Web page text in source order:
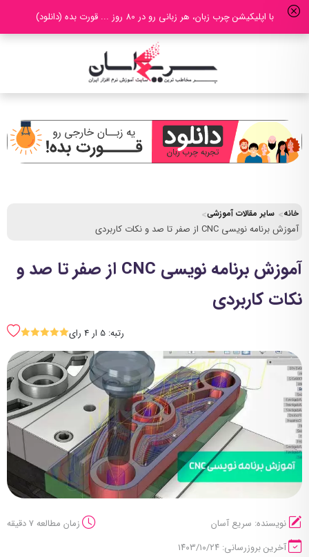
با اپلیکیشن چرب زبان، هر زبانی رو در 80 روز ... قورت بده (دانلود)
خانه سایر مقالات آموزشی
آموزش برنامه نویسی CNC از صفر تا صد و نکات کاربردی
آموزش برنامه نویسی CNC از صفر تا صد و
نکات کاربردی
رتبه: 5 ار 4 رای SSSSS
نویسنده: سریع آسان
زمان مطالعه 7 دقیقه
آخرین بروزرسانی: ۱۴۰۳/۱۰/۲۴